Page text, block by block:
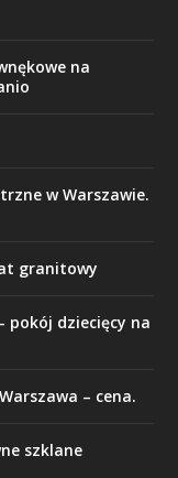
na
w Warszawie.
granitowy
pokój dziecięcy na
– cena.
szklane